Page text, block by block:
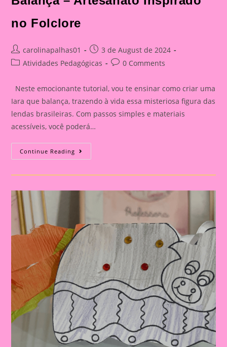
no Folclore
Post
author:
carolinapalhas01
Post
published:
3 de August de 2024
PostAtividades Pedagógicas
Post0 Comments
Neste emocionante tutorial, vou te ensinar como criar uma
Iara que balança, trazendo à vida essa misteriosa figura das
lendas brasileiras. Com passos simples e materiais
acessíveis, você poderá…
Continue Reading Tutorial:
Faça
Iara
–
Folclore